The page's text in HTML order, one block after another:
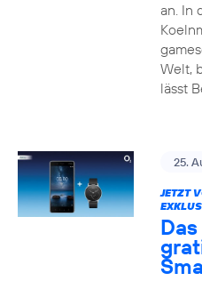
an. In
Welt,
lässt
25.
JETZT